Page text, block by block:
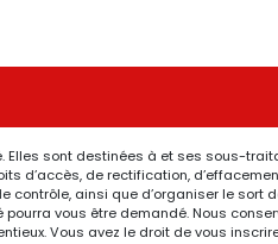
Elles sont destinées à et ses sous-
d’accès, de rectification,
contrôle, ainsi que d’organiser le sort
vous être demandé. Nous
Vous avez le droit de vous